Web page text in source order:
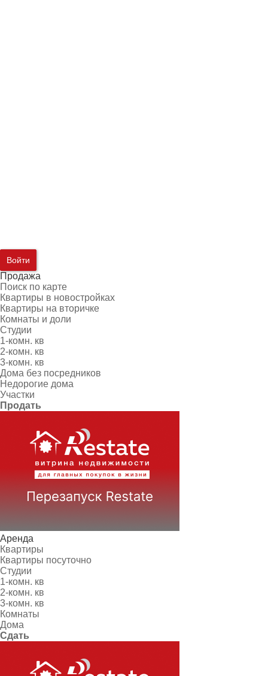
Войти
Продажа
Поиск по карте
Квартиры в новостройках
Квартиры на вторичке
Комнаты и доли
Студии
1-комн. кв
2-комн. кв
3-комн. кв
Дома без посредников
Недорогие дома
Участки
Продать
Аренда
Квартиры
Квартиры посуточно
Студии
1-комн. кв
2-комн. кв
3-комн. кв
Комнаты
Дома
Сдать